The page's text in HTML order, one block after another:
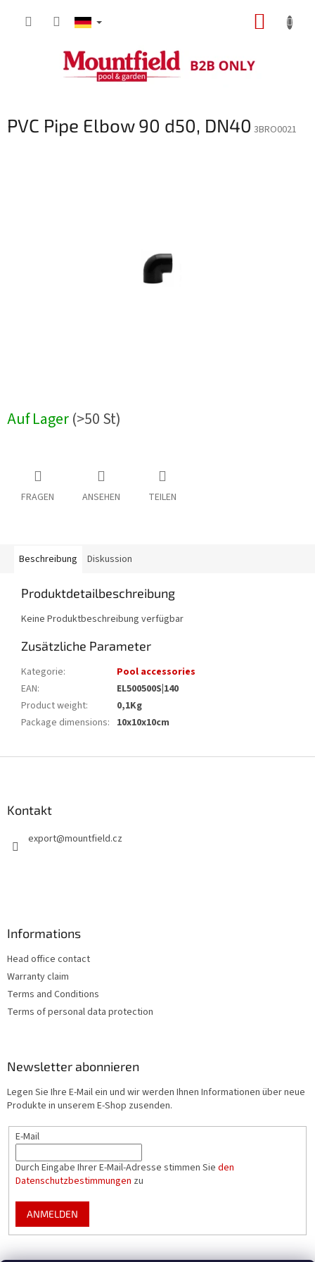
PVC Pipe Elbow 90 d50, DN40 3BRO0021
Auf Lager(>50 St)
FRAGEN ANSEHEN TEILEN
Beschreibung Diskussion
Produktdetailbeschreibung
Keine Produktbeschreibung verfügbar
Zusätzliche Parameter
Kategorie:
Pool accessories
EAN:
EL500500S|140
Product weight:
0,1Kg
Package dimensions: 10x10x10cm
Kontakt
export@mountfield.cz
Informations
Head office contact
Warranty claim
Terms and Conditions
Terms of personal data protection
Newsletter abonnieren
Legen Sie Ihre E-Mail ein und wir werden Ihnen Informationen über neue
Produkte in unserem E-Shop zusenden.
E-Mail
Durch Eingabe Ihrer E-Mail-Adresse stimmen Sie den
Datenschutzbestimmungen zu
ANMELDEN